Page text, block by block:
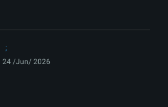
24 /Jun/ 2026